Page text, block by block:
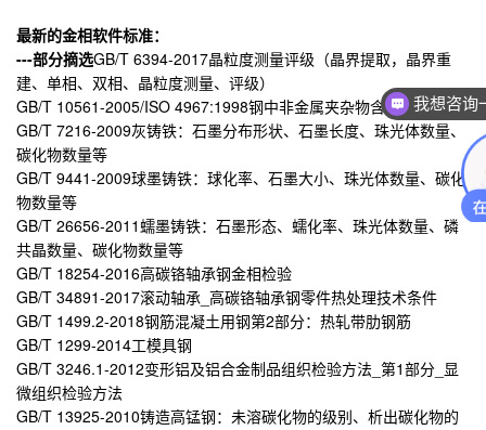
最新的金相软件标准：
---部分摘选GB/T 6394-2017晶粒度测量评级（晶界提取，晶界重
建、单相、双相、晶粒度测量、评级）
GB/T 10561-2005/ISO 4967:1998钢中非金属夹杂物含量的测定
GB/T 7216-2009灰铸铁：石墨分布形状、石墨长度、珠光体数量、
碳化物数量等
GB/T 9441-2009球墨铸铁：球化率、石墨大小、珠光体数量、碳化
物数量等
GB/T 26656-2011蠕墨铸铁：石墨形态、蠕化率、珠光体数量、磷
共晶数量、碳化物数量等
GB/T 18254-2016高碳铬轴承钢金相检验
GB/T 34891-2017滚动轴承_高碳铬轴承钢零件热处理技术条件
GB/T 1499.2-2018钢筋混凝土用钢第2部分：热轧带肋钢筋
GB/T 1299-2014工模具钢
GB/T 3246.1-2012变形铝及铝合金制品组织检验方法_第1部分_显
微组织检验方法
GB/T 13925-2010铸造高锰钢：未溶碳化物的级别、析出碳化物的
我想咨询